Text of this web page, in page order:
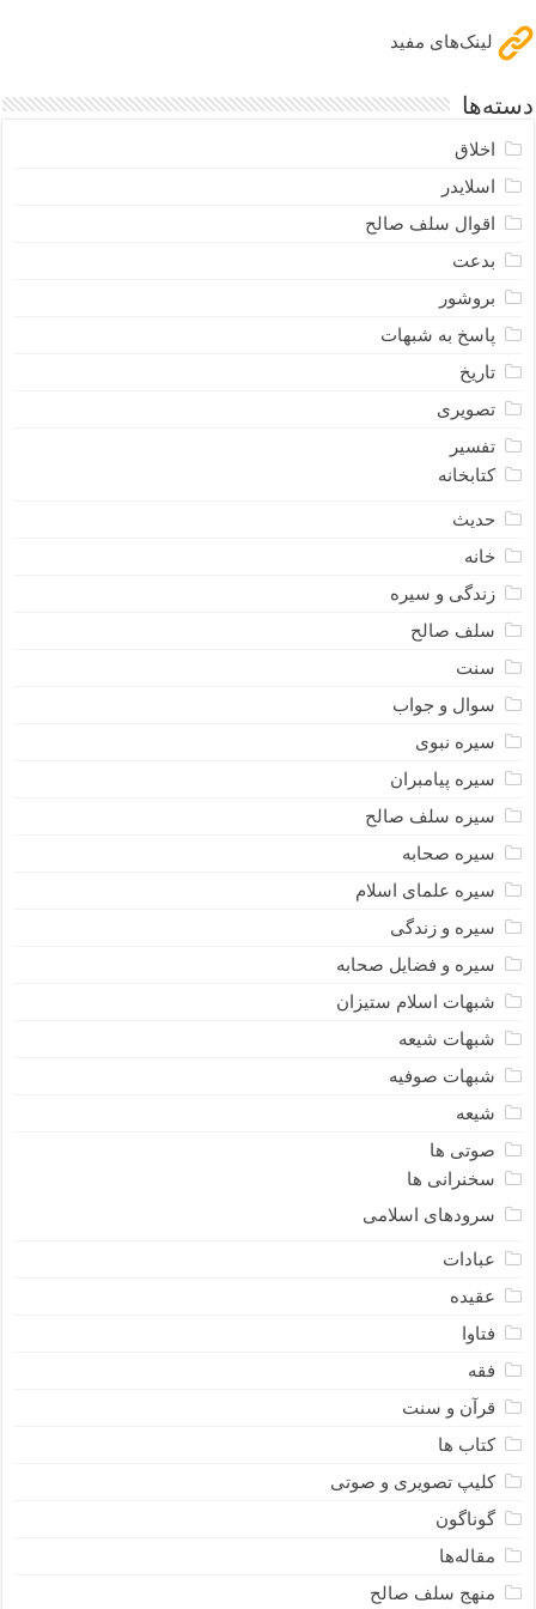
لینک‌های مفید
دسته‌ها
اخلاق
اسلایدر
اقوال سلف صالح
بدعت
بروشور
پاسخ به شبهات
تاریخ
تصویری
تفسیر
کتابخانه
حدیث
خانه
زندگی و سیره
سلف صالح
سنت
سوال و جواب
سیره نبوى
سیره پیامبران
سیره سلف صالح
سیره صحابه
سیره علمای اسلام
سیره و زندگی
سیره و فضایل صحابه
شبهات اسلام ستیزان
شبهات شیعه
شبهات صوفیه
شیعه
صوتی ها
سخنرانی ها
سرودهای اسلامی
عبادات
عقیده
فتاوا
فقه
قرآن و سنت
کتاب ها
کلیپ تصویری و صوتی
گوناگون
مقاله‌ها
منهج سلف صالح